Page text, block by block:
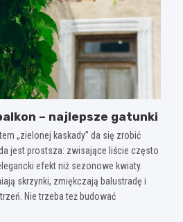
– najlepsze gatunki
„zielonej kaskady” da się zrobić
jest prostsza: zwisające liście często
efekt niż sezonowe kwiaty.
skrzynki, zmiękczają balustradę i
Nie trzeba też budować